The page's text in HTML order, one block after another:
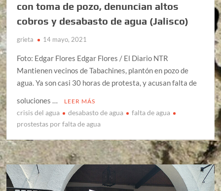
con toma de pozo, denuncian altos
cobros y desabasto de agua (Jalisco)
grieta 14 mayo, 2021
Foto: Edgar Flores Edgar Flores / El Diario NTR
Mantienen vecinos de Tabachines, plantón en pozo de
agua. Ya son casi 30 horas de protesta, y acusan falta de
soluciones …
LEER MÁS
crisis del agua desabasto de agua
falta de agua
prostestas por falta de agua